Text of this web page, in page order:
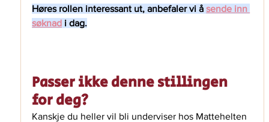
Høres rollen interessant ut, anbefaler vi å sende inn
søknad i dag.
Passer ikke denne stillingen
for deg?
Kanskje du heller vil bli underviser hos Mattehelten